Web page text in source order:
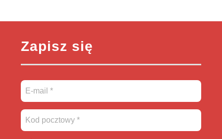
Zapisz się